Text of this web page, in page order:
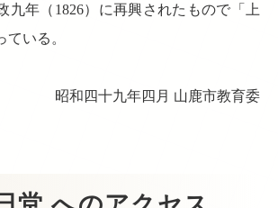
九年（1826）に再興されたもので「上
ている。
昭和四十九年四月 山鹿市教育委